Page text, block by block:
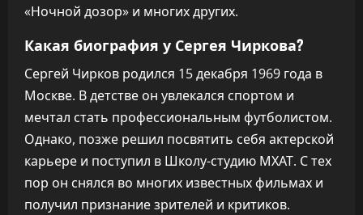
«Ночной дозор» и многих других.
Какая биография у Сергея Чиркова?
Сергей Чирков родился 15 декабря 1969 года в
Москве. В детстве он увлекался спортом и
мечтал стать профессиональным футболистом.
Однако, позже решил посвятить себя актерской
карьере и поступил в Школу-студию МХАТ. С тех
пор он снялся во многих известных фильмах и
получил признание зрителей и критиков.